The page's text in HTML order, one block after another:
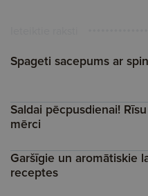
Spageti sacepums ar
Saldai pēcpusdienai!
mērci
Garšīgie un aromātiskie
receptes